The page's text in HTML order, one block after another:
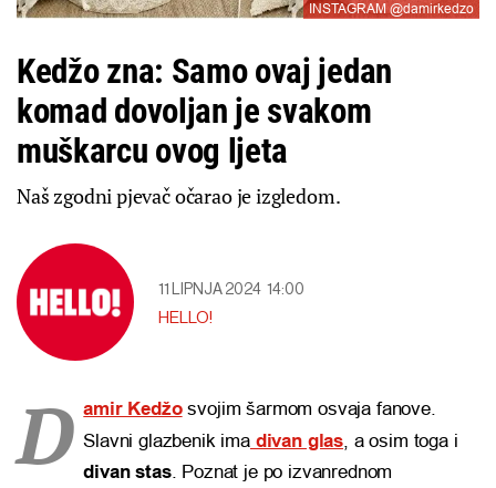
INSTAGRAM @damirkedzo
Kedžo zna: Samo ovaj jedan
komad dovoljan je svakom
muškarcu ovog ljeta
Naš zgodni pjevač očarao je izgledom.
11 LIPNJA 2024 14:00
HELLO!
D amir Kedžosvojim šarmom osvaja fanove.
Slavni glazbenik imadivan glas, a osim toga i
divan stas. Poznat je po izvanrednom